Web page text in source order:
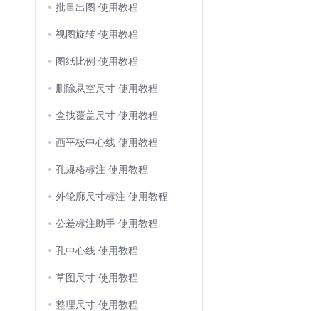
批量出图 使用教程
视图旋转 使用教程
图纸比例 使用教程
删除悬空尺寸 使用教程
查找覆盖尺寸 使用教程
画平板中心线 使用教程
孔规格标注 使用教程
外轮廓尺寸标注 使用教程
公差标注助手 使用教程
孔中心线 使用教程
草图尺寸 使用教程
整理尺寸 使用教程